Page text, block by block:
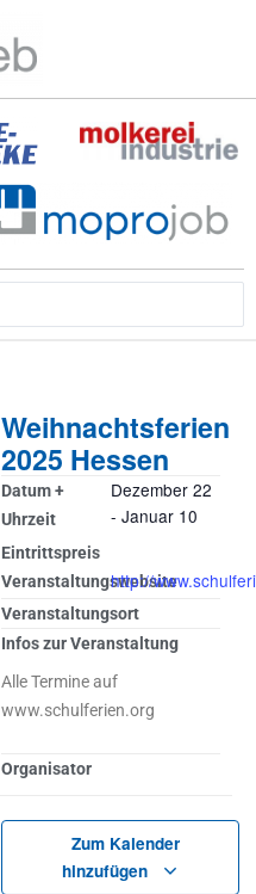
Weihnachtsferien
2025 Hessen
Datum +
Uhrzeit
Dezember 22
- Januar 10
Eintrittspreis
Veranstaltungswebsite
http://
Veranstaltungsort
Infos zur Veranstaltung
Alle Termine auf
www.schulferien.org
Organisator
Zum Kalender
hinzufügen